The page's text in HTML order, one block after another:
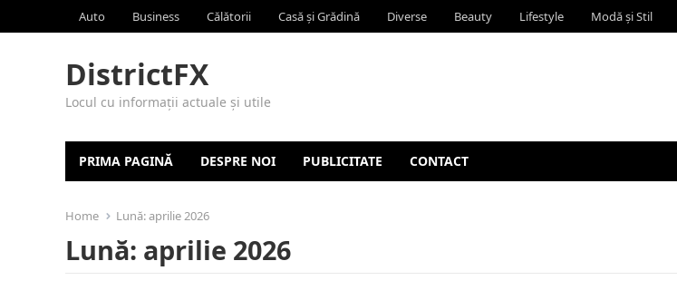
Auto Business Călătorii Casă și Grădină Diverse Beauty Lifestyle Modă și Stil
DistrictFX
Locul cu informații actuale și utile
PRIMA PAGINĂ DESPRE NOI PUBLICITATE CONTACT
Home Lună:aprilie 2026
Lună: aprilie 2026